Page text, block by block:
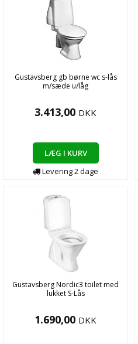
Gustavsberg gb børne wc s-lås
m/sæde u/låg
3.413,00 DKK
LÆG I KURV
Levering2dage
Gustavsberg Nordic3 toilet med
lukket S-Lås
1.690,00 DKK